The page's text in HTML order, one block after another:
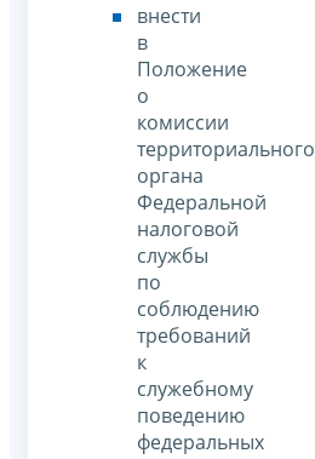
внести
в
Положение
о
комиссии
территориального
органа
Федеральной
налоговой
службы
по
соблюдению
требований
к
служебному
поведению
федеральных